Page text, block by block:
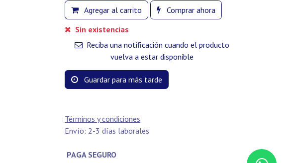
Agregar al carrito
Comprar ahora
Sin existencias
Reciba una notificación cuando el producto
vuelva a estar disponible
Guardar para más tarde
Términos y condiciones
Envío: 2-3 días laborales
PAGA SEGURO